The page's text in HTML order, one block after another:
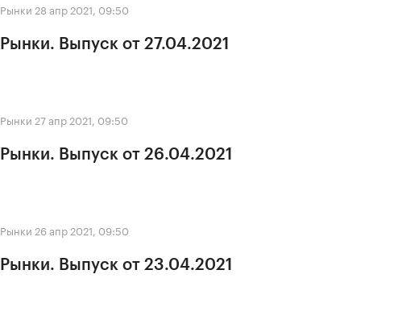
Рынки 28 апр 2021, 09:50
Рынки. Выпуск от 27.04.2021
Рынки 27 апр 2021, 09:50
Рынки. Выпуск от 26.04.2021
Рынки 26 апр 2021, 09:50
Рынки. Выпуск от 23.04.2021